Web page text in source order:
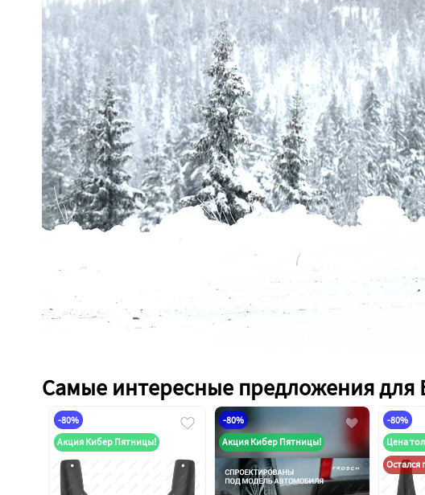
Самые интересные предложения для
-80%
Акция Кибер Пятницы!
-80%
Акция Кибер Пятницы!
-80%
Цена
Остался